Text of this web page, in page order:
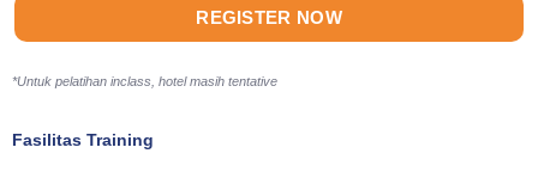
REGISTER NOW
*Untuk pelatihan inclass, hotel masih tentative
Fasilitas Training